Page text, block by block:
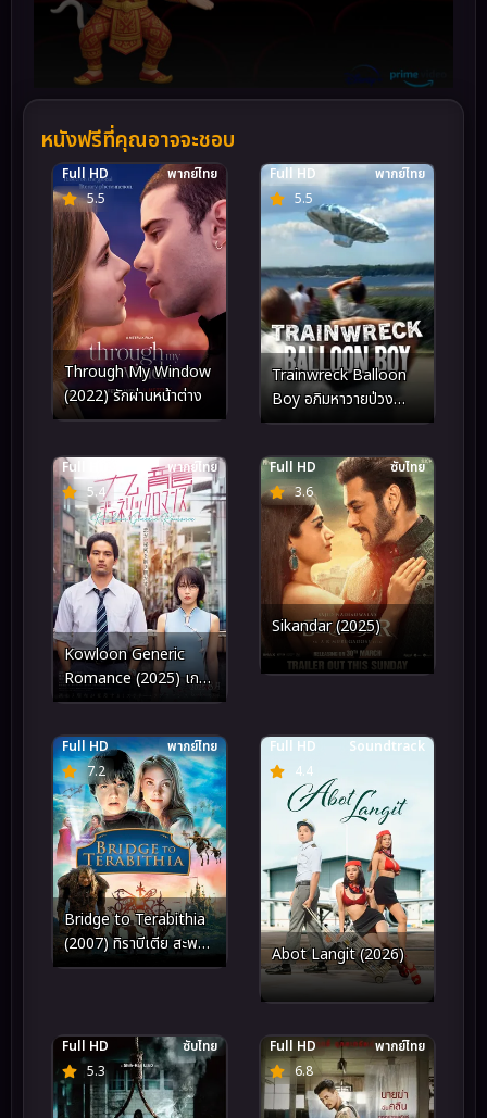
หนังฟรีที่คุณอาจจะชอบ
5.5
Full HD พากย์ไทย
Through My Window
(2022) รักผ่านหน้าต่าง
5.5
Full HD พากย์ไทย
Trainwreck Balloon
Boy อภิมหาวายป่วง
บอลลูนบอย (2025)
5.4
Full HD พากย์ไทย
Kowloon Generic
Romance (2025) เกา
ลูน อุบัติรักปริศนาลับ
3.6
Full HD ซับไทย
Sikandar (2025)
7.2
Full HD พากย์ไทย
Bridge to Terabithia
(2007) ทิราบีเตีย สะพาน
มหัศจรรย์
4.4
Full HD Soundtrack
Abot Langit (2026)
5.3
Full HD ซับไทย
6.8
Full HD พากย์ไทย